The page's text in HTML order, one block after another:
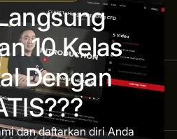
10 Kelas
Dengan
dan daftarkan diri Anda